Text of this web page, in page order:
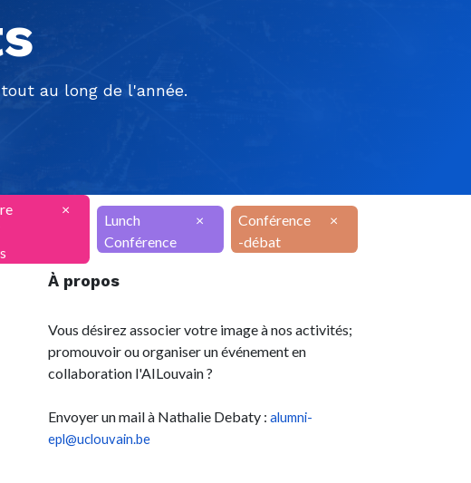
au long de l'année.
×
Lunch
Conférence
×
Conférence
-débat
×
À propos
Vous désirez associer votre image à nos activités;
promouvoir ou organiser un événement en
collaboration l'AILouvain ?
Envoyer un mail à Nathalie Debaty : alumni-
epl@uclouvain.be